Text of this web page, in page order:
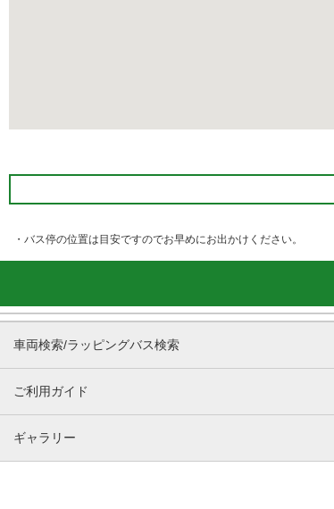
・バス停の位置は目安ですのでお早めにお出かけください。
車両検索/ラッピングバス検索
ご利用ガイド
ギャラリー